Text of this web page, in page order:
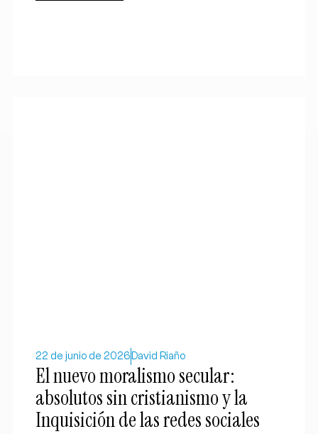
22 de junio de 2026 David Riaño
El nuevo moralismo secular:
absolutos sin cristianismo y la
Inquisición de las redes sociales